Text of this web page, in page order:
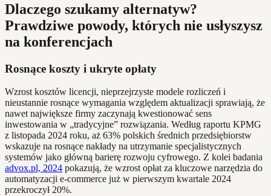
Dlaczego szukamy alternatyw?
Prawdziwe powody, których nie usłyszysz
na konferencjach
Rosnące koszty i ukryte opłaty
Wzrost kosztów licencji, nieprzejrzyste modele rozliczeń i
nieustannie rosnące wymagania względem aktualizacji sprawiają, że
nawet największe firmy zaczynają kwestionować sens
inwestowania w „tradycyjne” rozwiązania. Według raportu KPMG
z listopada 2024 roku, aż 63% polskich średnich przedsiębiorstw
wskazuje na rosnące nakłady na utrzymanie specjalistycznych
systemów jako główną barierę rozwoju cyfrowego. Z kolei badania
advox.pl, 2024 pokazują, że wzrost opłat za kluczowe narzędzia do
automatyzacji e-commerce już w pierwszym kwartale 2024
przekroczył 20%.